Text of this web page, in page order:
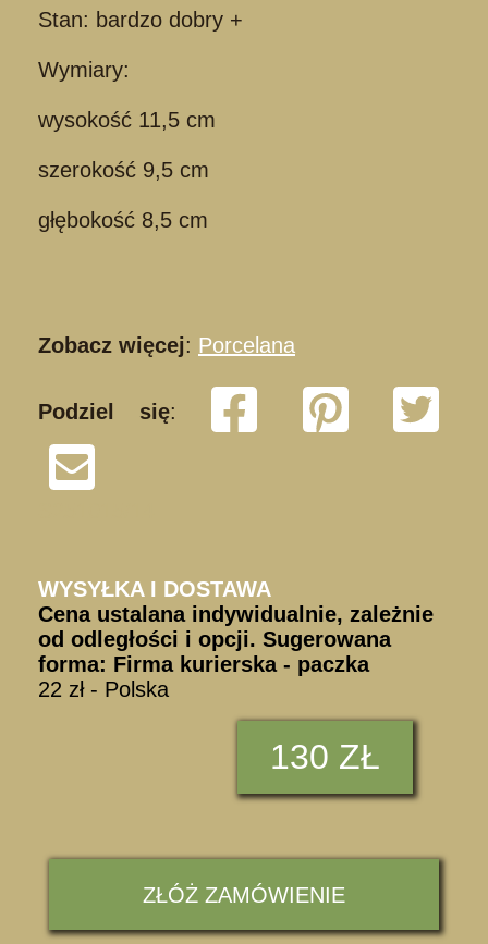
Stan: bardzo dobry +
Wymiary:
wysokość 11,5 cm
szerokość 9,5 cm
głębokość 8,5 cm
Zobacz więcej: Porcelana
Podziel się:
WYSYŁKA I DOSTAWA
Cena ustalana indywidualnie, zależnie
od odległości i opcji. Sugerowana
forma: Firma kurierska - paczka
22 zł - Polska
130 ZŁ
ZŁÓŻ ZAMÓWIENIE